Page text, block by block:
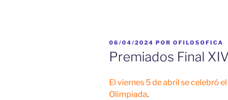
PUBLICADO
EL
06/04/2024 POR OFILOSOFICA
Premiados Final
El viernes 5 de abril se celebró el
Olimpiada.